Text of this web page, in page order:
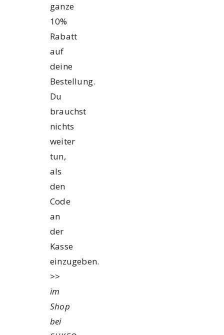
ganze
10%
Rabatt
auf
deine
Bestellung.
Du
brauchst
nichts
weiter
tun,
als
den
Code
an
der
Kasse
einzugeben.
>>
im
Shop
bei